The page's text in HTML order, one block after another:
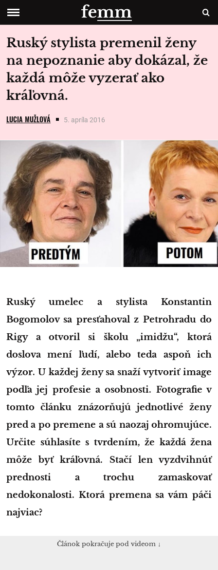
Ruský stylista premenil ženy
na nepoznanie aby dokázal, že
každá môže vyzerať ako
kráľovná.
LUCIA MUŽLOVÁ 5. apríla 2016
Ruský umelec a stylista Konstantin
Bogomolov sa presťahoval z Petrohradu do
Rigy a otvoril si školu „imidžu“, ktorá
doslova mení ľudí, alebo teda aspoň ich
výzor. U každej ženy sa snaží vytvoriť image
podľa jej profesie a osobnosti. Fotografie v
tomto článku znázorňujú jednotlivé ženy
pred a po premene a sú naozaj ohromujúce.
Určite súhlasíte s tvrdením, že každá žena
môže byť kráľovná. Stačí len vyzdvihnúť
prednosti a trochu zamaskovať
nedokonalosti. Ktorá premena sa vám páči
najviac?
Článok pokračuje pod videom ↓